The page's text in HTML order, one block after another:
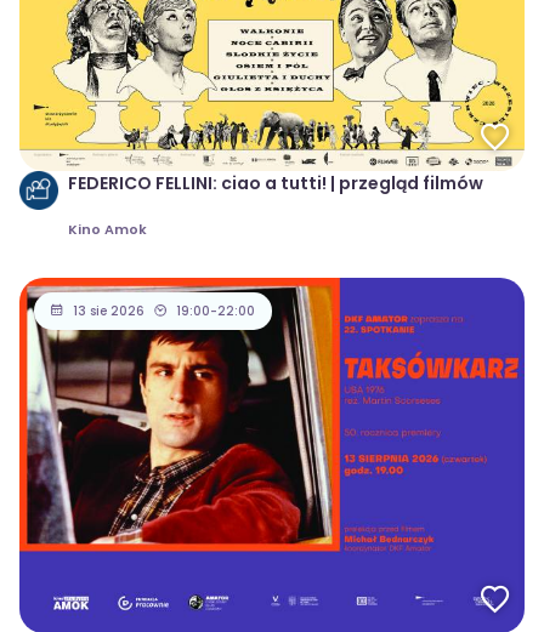
FEDERICO FELLINI: ciao a tutti! | przegląd filmów
Kino Amok
13 sie 2026 19:00-22:00